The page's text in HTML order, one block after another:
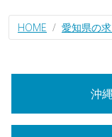
HOME 愛知県の
沖